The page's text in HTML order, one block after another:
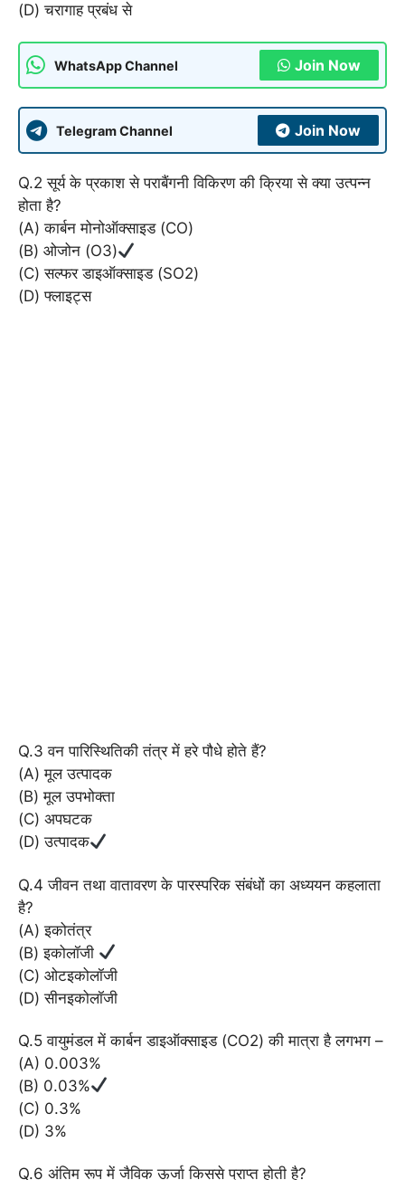
(D) चरागाह प्रबंध से
WhatsApp Channel Join Now
Telegram Channel Join Now
Q.2 सूर्य के प्रकाश से पराबैंगनी विकिरण की क्रिया से क्या उत्पन्न
होता है?
(A) कार्बन मोनोऑक्साइड (CO)
(B) ओजोन (O3)
(C) सल्फर डाइऑक्साइड (SO2)
(D) फ्लाइट्स
Q.3 वन पारिस्थितिकी तंत्र में हरे पौधे होते हैं?
(A) मूल उत्पादक
(B) मूल उपभोक्ता
(C) अपघटक
(D) उत्पादक
Q.4 जीवन तथा वातावरण के पारस्परिक संबंधों का अध्ययन कहलाता
है?
(A) इकोतंत्र
(B) इकोलॉजी
(C) ओटइकोलॉजी
(D) सीनइकोलॉजी
Q.5 वायुमंडल में कार्बन डाइऑक्साइड (CO2) की मात्रा है लगभग –
(A) 0.003%
(B) 0.03%
(C) 0.3%
(D) 3%
Q.6 अंतिम रूप में जैविक ऊर्जा किससे प्राप्त होती है?